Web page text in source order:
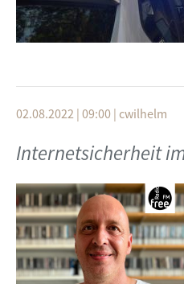
landesweiten Durchschnitt.
Sicherheitsgefühl der
in der Fußgängerzone
Menschen in Ulm fühlen.
02.08.2022 | 09:00 | cwilhelm
Internetsicherheit